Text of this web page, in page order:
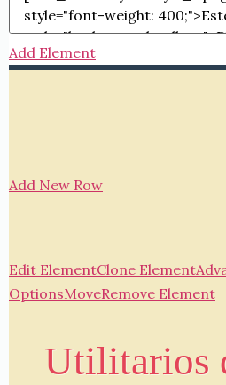
Add Element
Add New Row
Edit ElementClone Element
OptionsMoveRemove Element
Utilitarios